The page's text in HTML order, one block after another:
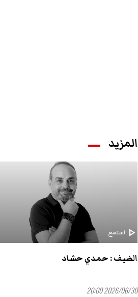
المزيد
play_arrow استمع
الضيف : حمدي حشاد
2026/06/30 20:00